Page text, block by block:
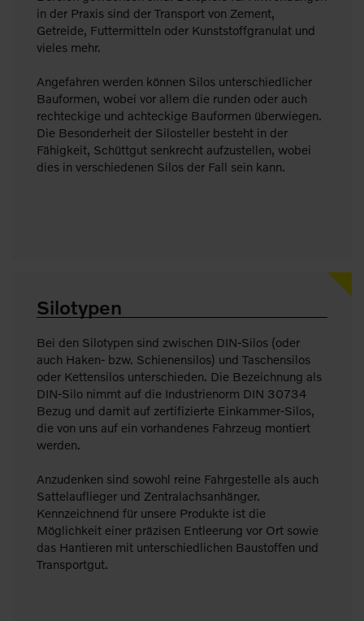
in der Praxis sind der Transport von Zement,
Getreide, Futtermitteln oder Kunststoffgranulat und
vieles mehr.
Angefahren werden können Silos unterschiedlicher
Bauformen, wobei vor allem die runden oder auch
rechteckige und achteckige Bauformen überwiegen.
Die Besonderheit der Silosteller besteht in der
Fähigkeit, Schüttgut senkrecht aufzustellen, wobei
dies in verschiedenen Silos der Fall sein kann.
Silotypen
Bei den Silotypen sind zwischen DIN-Silos (oder
auch Haken- bzw. Schienensilos) und Taschensilos
oder Kettensilos unterschieden. Die Bezeichnung als
DIN-Silo nimmt auf die Industrienorm DIN 30734
Bezug und damit auf zertifizierte Einkammer-Silos,
die von uns auf ein vorhandenes Fahrzeug montiert
werden.
Anzudenken sind sowohl reine Fahrgestelle als auch
Sattelauflieger und Zentralachsanhänger.
Kennzeichnend für unsere Produkte ist die
Möglichkeit einer präzisen Entleerung vor Ort sowie
das Hantieren mit unterschiedlichen Baustoffen und
Transportgut.